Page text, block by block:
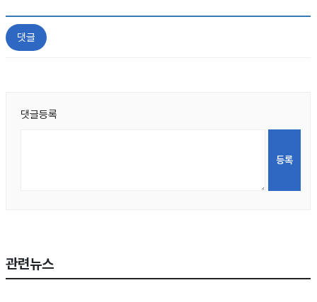
댓글
댓글등록
관련뉴스